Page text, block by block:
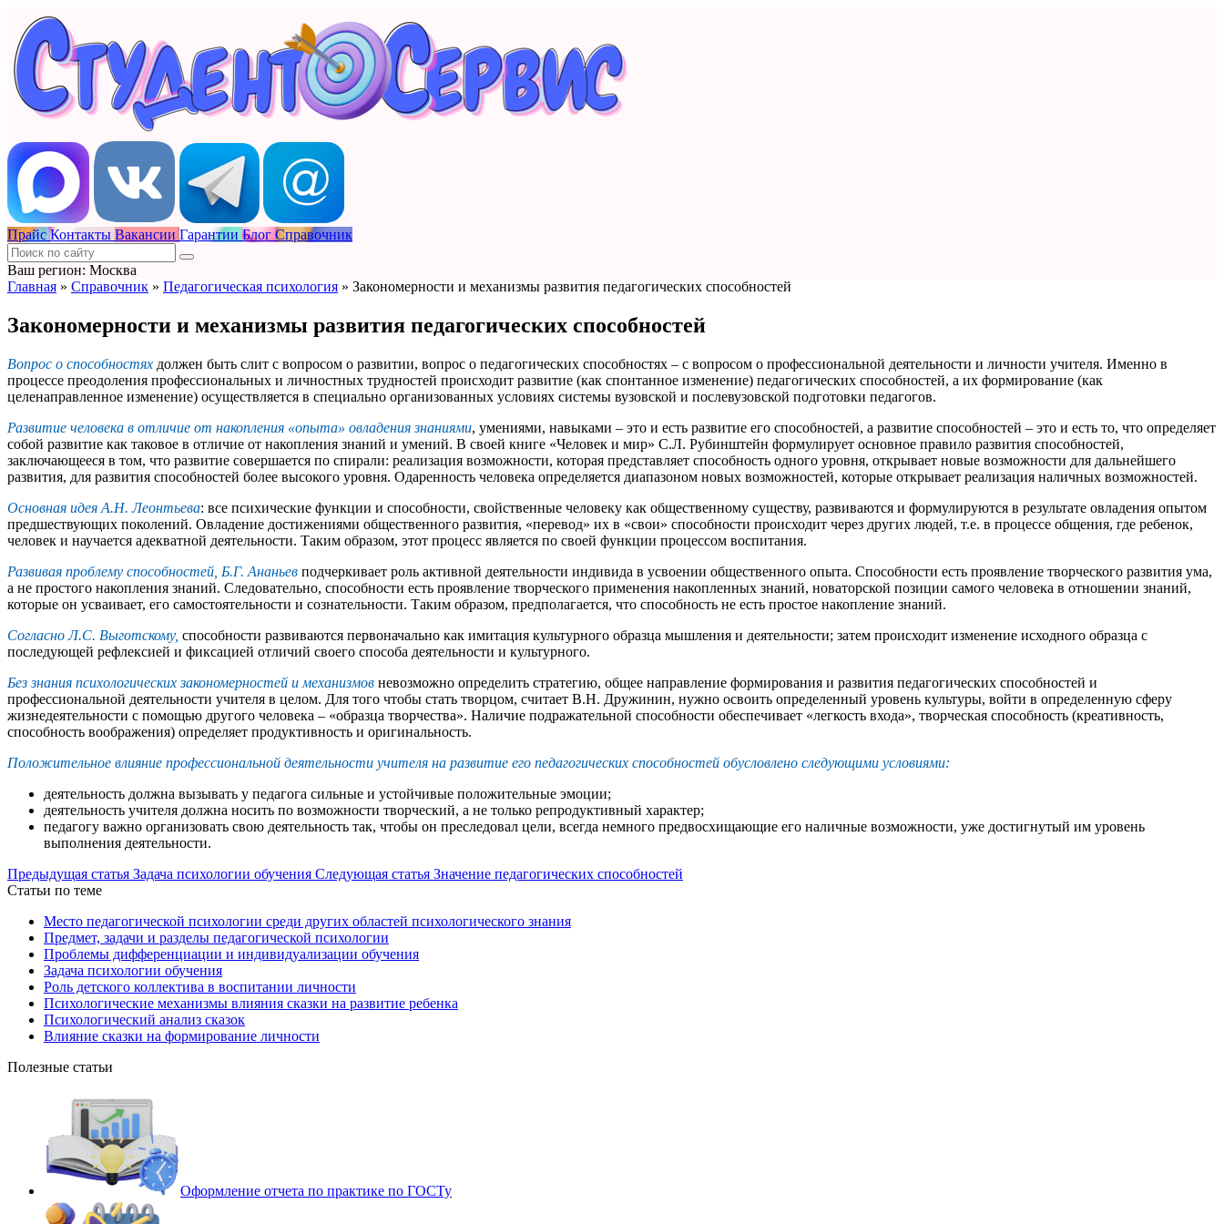
Прайс Контакты Вакансии Гарантии Блог Справочник
Ваш регион: Москва
Главная » Справочник » Педагогическая психология » Закономерности и механизмы развития педагогических способностей
Закономерности и механизмы развития педагогических способностей
Вопрос о способностях должен быть слит с вопросом о развитии, вопрос о педагогических способностях – с вопросом о профессиональной деятельности и личности учителя. Именно в
процессе преодоления профессиональных и личностных трудностей происходит развитие (как спонтанное изменение) педагогических способностей, а их формирование (как
целенаправленное изменение) осуществляется в специально организованных условиях системы вузовской и послевузовской подготовки педагогов.
Развитие человека в отличие от накопления «опыта» овладения знаниями, умениями, навыками – это и есть развитие его способностей, а развитие способностей – это и есть то, что определяет
собой развитие как таковое в отличие от накопления знаний и умений. В своей книге «Человек и мир» С.Л. Рубинштейн формулирует основное правило развития способностей,
заключающееся в том, что развитие совершается по спирали: реализация возможности, которая представляет способность одного уровня, открывает новые возможности для дальнейшего
развития, для развития способностей более высокого уровня. Одаренность человека определяется диапазоном новых возможностей, которые открывает реализация наличных возможностей.
Основная идея А.Н. Леонтьева: все психические функции и способности, свойственные человеку как общественному существу, развиваются и формулируются в результате овладения опытом
предшествующих поколений. Овладение достижениями общественного развития, «перевод» их в «свои» способности происходит через других людей, т.е. в процессе общения, где ребенок,
человек и научается адекватной деятельности. Таким образом, этот процесс является по своей функции процессом воспитания.
Развивая проблему способностей, Б.Г. Ананьев подчеркивает роль активной деятельности индивида в усвоении общественного опыта. Способности есть проявление творческого развития ума,
а не простого накопления знаний. Следовательно, способности есть проявление творческого применения накопленных знаний, новаторской позиции самого человека в отношении знаний,
которые он усваивает, его самостоятельности и сознательности. Таким образом, предполагается, что способность не есть простое накопление знаний.
Согласно Л.С. Выготскому, способности развиваются первоначально как имитация культурного образца мышления и деятельности; затем происходит изменение исходного образца с
последующей рефлексией и фиксацией отличий своего способа деятельности и культурного.
Без знания психологических закономерностей и механизмов невозможно определить стратегию, общее направление формирования и развития педагогических способностей и
профессиональной деятельности учителя в целом. Для того чтобы стать творцом, считает В.Н. Дружинин, нужно освоить определенный уровень культуры, войти в определенную сферу
жизнедеятельности с помощью другого человека – «образца творчества». Наличие подражательной способности обеспечивает «легкость входа», творческая способность (креативность,
способность воображения) определяет продуктивность и оригинальность.
Положительное влияние профессиональной деятельности учителя на развитие его педагогических способностей обусловлено следующими условиями:
деятельность должна вызывать у педагога сильные и устойчивые положительные эмоции;
деятельность учителя должна носить по возможности творческий, а не только репродуктивный характер;
педагогу важно организовать свою деятельность так, чтобы он преследовал цели, всегда немного предвосхищающие его наличные возможности, уже достигнутый им уровень
выполнения деятельности.
Предыдущая статья Задача психологии обучения Следующая статья Значение педагогических способностей
Статьи по теме
Место педагогической психологии среди других областей психологического знания
Предмет, задачи и разделы педагогической психологии
Проблемы дифференциации и индивидуализации обучения
Задача психологии обучения
Роль детского коллектива в воспитании личности
Психологические механизмы влияния сказки на развитие ребенка
Психологический анализ сказок
Влияние сказки на формирование личности
Полезные статьи
Оформление отчета по практике по ГОСТу